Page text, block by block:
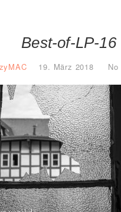
Best-of-LP-16
19. März 2018